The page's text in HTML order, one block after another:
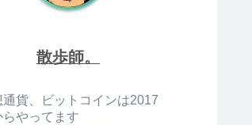
散歩師。
通貨、ビットコインは2017
らやってます